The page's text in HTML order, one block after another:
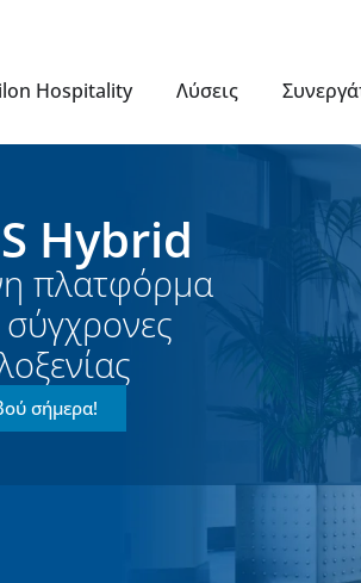
Hospitality Λύσεις
Hybrid
πλατφόρμα
σύγχρονες
σήμερα!